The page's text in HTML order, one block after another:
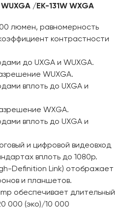
/EK-131W WXGA
люмен, равномерность
контрастности
до UXGA и WUXGA.
WUXGA.
вплоть до UXGA и
WXGA.
вплоть до UXGA и
и цифровой видеовход
вплоть до 1080p.
Definition Link) отображает
и планшетов.
обеспечивает длительный
000 (эко)/10 000